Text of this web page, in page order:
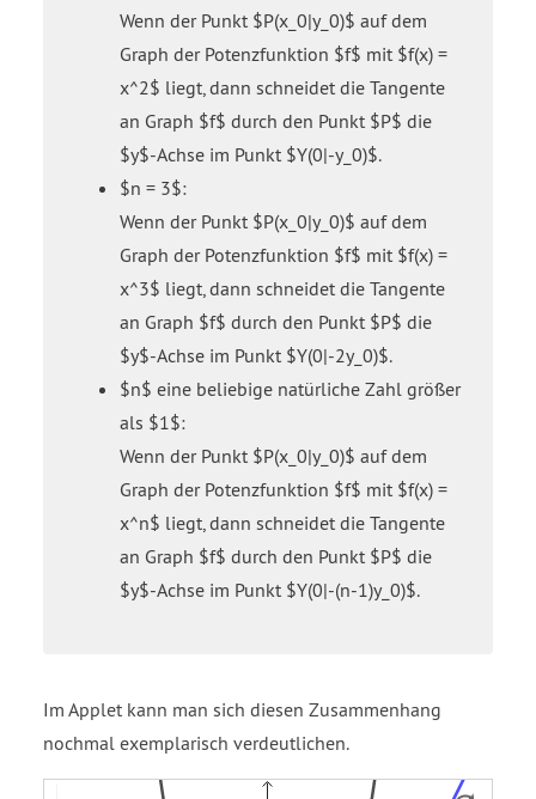
Wenn der Punkt $P(x_0|y_0)$ auf dem
Graph der Potenzfunktion $f$ mit $f(x) =
x^2$ liegt, dann schneidet die Tangente
an Graph $f$ durch den Punkt $P$ die
$y$-Achse im Punkt $Y(0|-y_0)$.
$n = 3$:
Wenn der Punkt $P(x_0|y_0)$ auf dem
Graph der Potenzfunktion $f$ mit $f(x) =
x^3$ liegt, dann schneidet die Tangente
an Graph $f$ durch den Punkt $P$ die
$y$-Achse im Punkt $Y(0|-2y_0)$.
$n$ eine beliebige natürliche Zahl größer
als $1$:
Wenn der Punkt $P(x_0|y_0)$ auf dem
Graph der Potenzfunktion $f$ mit $f(x) =
x^n$ liegt, dann schneidet die Tangente
an Graph $f$ durch den Punkt $P$ die
$y$-Achse im Punkt $Y(0|-(n-1)y_0)$.
Im Applet kann man sich diesen Zusammenhang
nochmal exemplarisch verdeutlichen.